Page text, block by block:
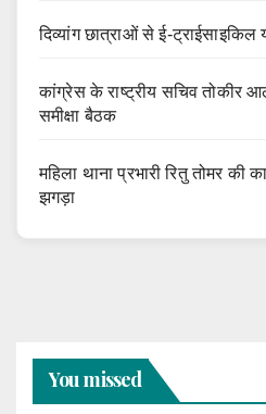
दिव्यांग छात्राओं से ई-
कांग्रेस के राष्ट्रीय सचिव तोकीर
समीक्षा बैठक
महिला थाना प्रभारी रितु तोमर की
झगड़ा
You missed